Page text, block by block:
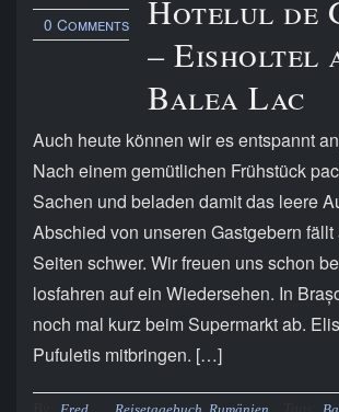
0 Comments
Hotelul de
– Eisholtel
Balea Lac
Auch heute können wir es entspannt
Nach einem gemütlichen Frühstück
Sachen und beladen damit das leere
Abschied von unseren Gastgebern fällt
Seiten schwer. Wir freuen uns schon
losfahren auf ein Wiedersehen. In
noch mal kurz beim Supermarkt ab.
Pufuletis mitbringen. […]